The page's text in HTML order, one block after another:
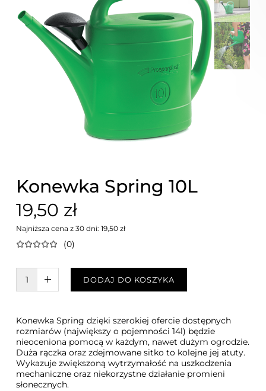
Konewka Spring 10L
19,50 zł
Najniższa cena z 30 dni: 19,50 zł
(0)
W KOSZYKU :)DODAJ DO KOSZYKA
Konewka Spring dzięki szerokiej ofercie dostępnych
rozmiarów (największy o pojemności 14l) będzie
nieoceniona pomocą w każdym, nawet dużym ogrodzie.
Duża rączka oraz zdejmowane sitko to kolejne jej atuty.
Wykazuje zwiększoną wytrzymałość na uszkodzenia
mechaniczne oraz niekorzystne działanie promieni
słonecznych.